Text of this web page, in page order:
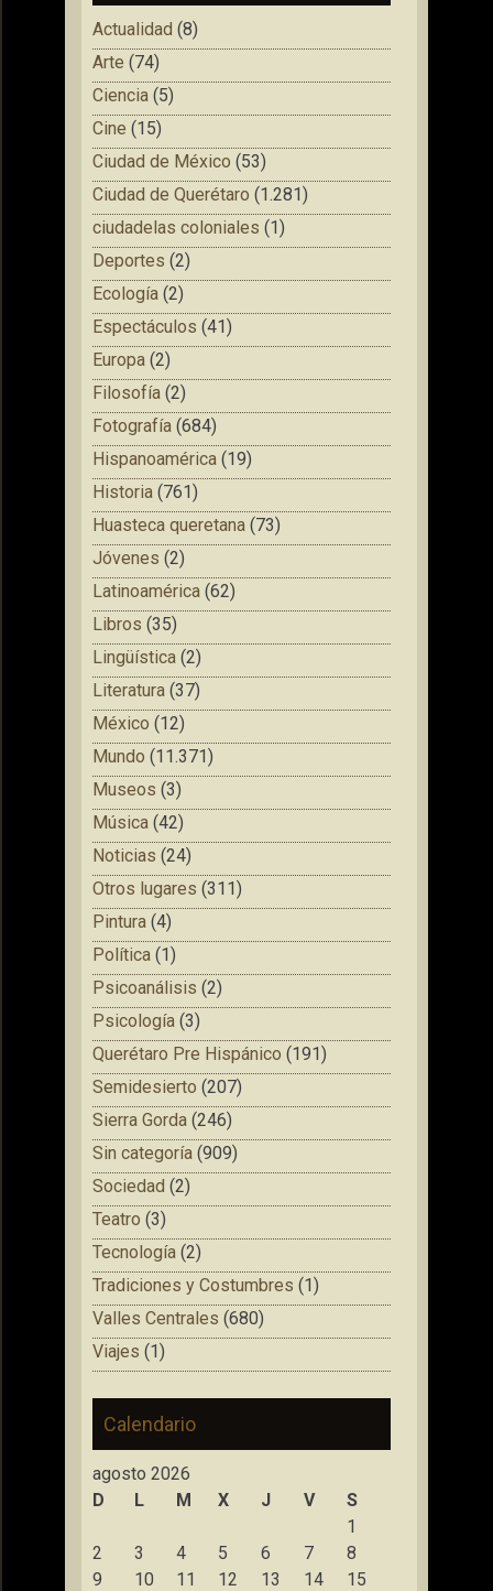
Actualidad (8)
Arte (74)
Ciencia (5)
Cine (15)
Ciudad de México (53)
Ciudad de Querétaro (1.281)
ciudadelas coloniales (1)
Deportes (2)
Ecología (2)
Espectáculos (41)
Europa (2)
Filosofía (2)
Fotografía (684)
Hispanoamérica (19)
Historia (761)
Huasteca queretana (73)
Jóvenes (2)
Latinoamérica (62)
Libros (35)
Lingüística (2)
Literatura (37)
México (12)
Mundo (11.371)
Museos (3)
Música (42)
Noticias (24)
Otros lugares (311)
Pintura (4)
Política (1)
Psicoanálisis (2)
Psicología (3)
Querétaro Pre Hispánico (191)
Semidesierto (207)
Sierra Gorda (246)
Sin categoría (909)
Sociedad (2)
Teatro (3)
Tecnología (2)
Tradiciones y Costumbres (1)
Valles Centrales (680)
Viajes (1)
Calendario
agosto 2026
D
L M X J V
S
1
2
3 4 5 6 7
8
9
10 11 12 13 14
15